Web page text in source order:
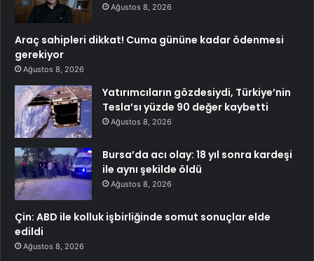
Ağustos 8, 2026
Araç sahipleri dikkat! Cuma gününe kadar ödenmesi
gerekiyor
Ağustos 8, 2026
Yatırımcıların gözdesiydi, Türkiye’nin
Tesla’sı yüzde 90 değer kaybetti
Ağustos 8, 2026
Bursa’da acı olay: 18 yıl sonra kardeşi
ile aynı şekilde öldü
Ağustos 8, 2026
Çin: ABD ile kolluk işbirliğinde somut sonuçlar elde
edildi
Ağustos 8, 2026